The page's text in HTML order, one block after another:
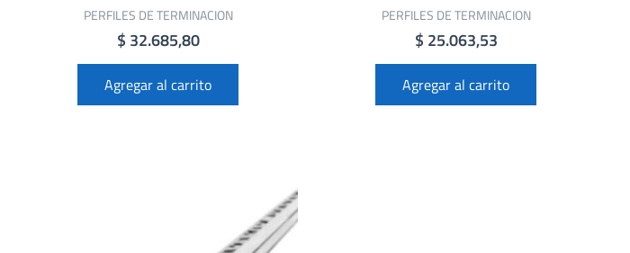
PERFILES DE TERMINACION
$ 32.685,80
Agregar al carrito
PERFILES DE TERMINACION
$ 25.063,53
Agregar al carrito